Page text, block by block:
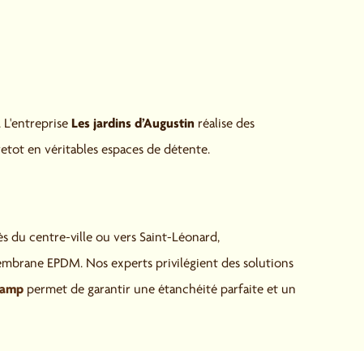
Les jardins d’Augustin réalise des
en véritables espaces de détente.
du centre-ville ou vers Saint-Léonard,
EPDM. Nos experts privilégient des solutions
permet de garantir une étanchéité parfaite et un